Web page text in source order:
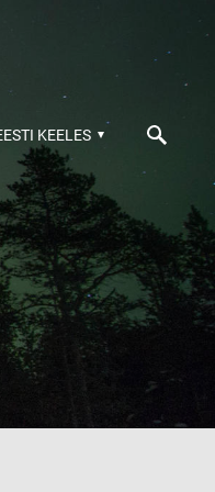
KEELES